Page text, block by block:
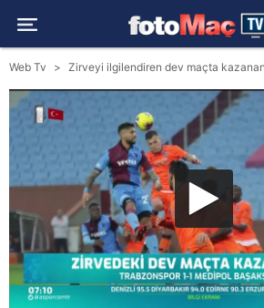
Web Tv Zirveyi ilgilendiren dev maçta kazanan